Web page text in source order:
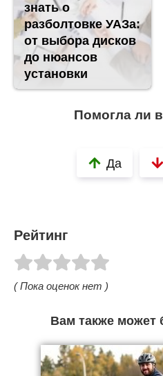
знать о
разболтовке УАЗа:
от выбора дисков
до нюансов
установки
Помогла ли
Да
Рейтинг
( Пока оценок нет )
Вам также может